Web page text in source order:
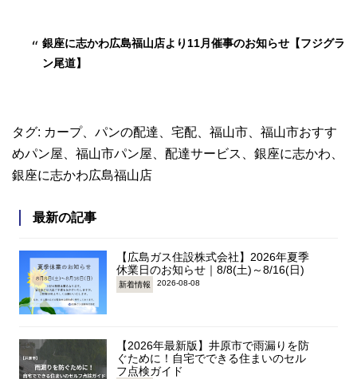
銀座に志かわ広島福山店より11月催事のお知らせ【フジグラ
ン尾道】
タグ: カープ、 パンの配達、 宅配、 福山市、 福山市おすす
めパン屋、 福山市パン屋、 配達サービス 、 銀座に志かわ、
銀座に志かわ広島福山店
最新の記事
【広島ガス住設株式会社】2026年夏季
休業日のお知らせ｜8/8(土)～8/16(日)
新着情報 2026-08-08
【2026年最新版】井原市で雨漏りを防
ぐために！自宅でできる住まいのセル
フ点検ガイド